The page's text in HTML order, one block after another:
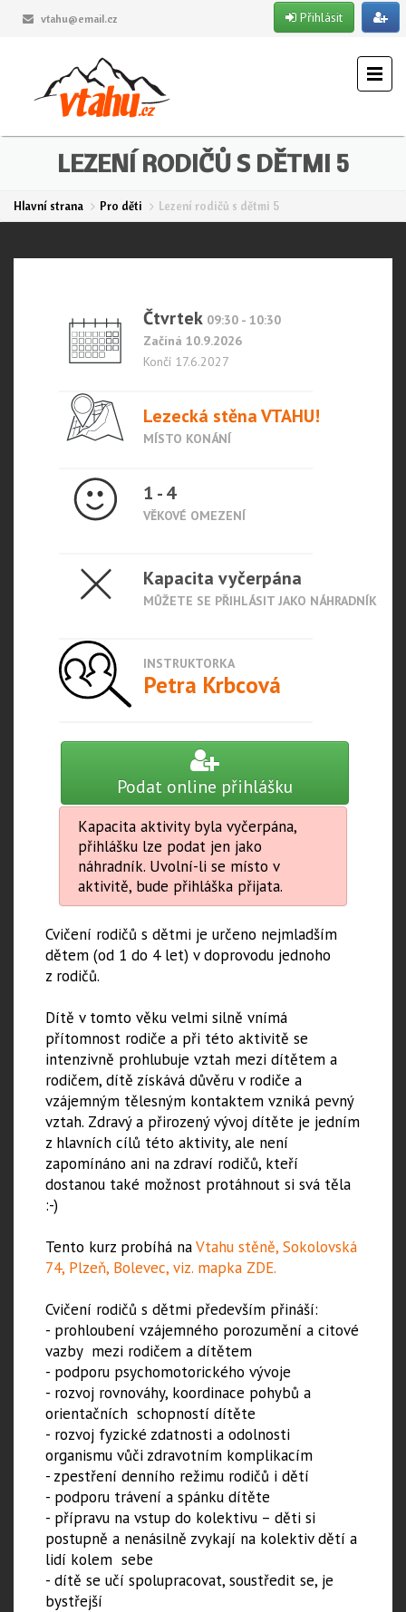
vtahu@email.cz Přihlásit
LEZENÍ RODIČŮ S DĚTMI 5
Hlavní strana Pro děti Lezení rodičů s dětmi 5
Čtvrtek 09:30 - 10:30
Začíná 10.9.2026
Končí 17.6.2027
Lezecká stěna VTAHU!
MÍSTO KONÁNÍ
1 - 4
VĚKOVÉ OMEZENÍ
Kapacita vyčerpána
MŮŽETE SE PŘIHLÁSIT JAKO NÁHRADNÍK
INSTRUKTORKA
Petra Krbcová
Podat online přihlášku
Kapacita aktivity byla vyčerpána,
přihlášku lze podat jen jako
náhradník. Uvolní-li se místo v
aktivitě, bude přihláška přijata.
Cvičení rodičů s dětmi je určeno nejmladším
dětem (od 1 do 4 let) v doprovodu jednoho
z rodičů.
Dítě v tomto věku velmi silně vnímá
přítomnost rodiče a při této aktivitě se
intenzivně prohlubuje vztah mezi dítětem a
rodičem, dítě získává důvěru v rodiče a
vzájemným tělesným kontaktem vzniká pevný
vztah. Zdravý a přirozený vývoj dítěte je jedním
z hlavních cílů této aktivity, ale není
zapomínáno ani na zdraví rodičů, kteří
dostanou také možnost protáhnout si svá těla
:-)
Tento kurz probíhá naVtahu stěně, Sokolovská
74, Plzeň, Bolevec, viz. mapka ZDE.
Cvičení rodičů s dětmi především přináší:
- prohloubení vzájemného porozumění a citové
vazby mezi rodičem a dítětem
- podporu psychomotorického vývoje
- rozvoj rovnováhy, koordinace pohybů a
orientačních schopností dítěte
- rozvoj fyzické zdatnosti a odolnosti
organismu vůči zdravotním komplikacím
- zpestření denního režimu rodičů i dětí
- podporu trávení a spánku dítěte
- přípravu na vstup do kolektivu – děti si
postupně a nenásilně zvykají na kolektiv dětí a
lidí kolem sebe
- dítě se učí spolupracovat, soustředit se, je
bystřejší